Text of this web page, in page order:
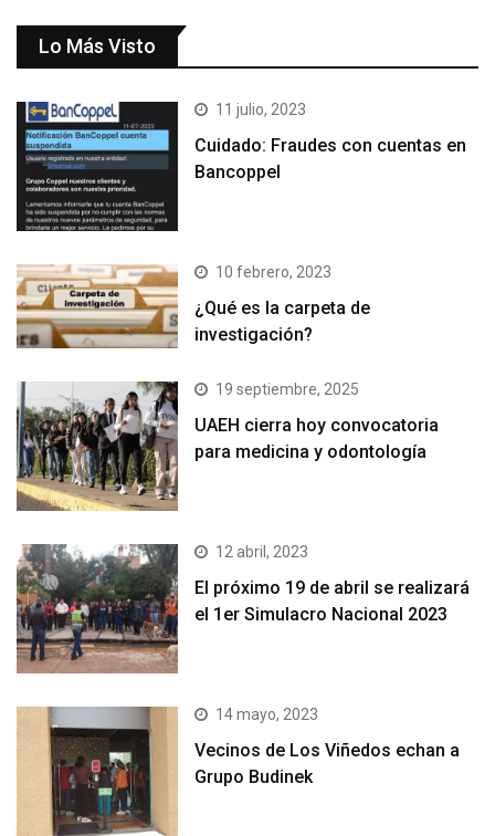
Lo Más Visto
11 julio, 2023
Cuidado: Fraudes con cuentas en
Bancoppel
10 febrero, 2023
¿Qué es la carpeta de
investigación?
19 septiembre, 2025
UAEH cierra hoy convocatoria
para medicina y odontología
12 abril, 2023
El próximo 19 de abril se realizará
el 1er Simulacro Nacional 2023
14 mayo, 2023
Vecinos de Los Viñedos echan a
Grupo Budinek